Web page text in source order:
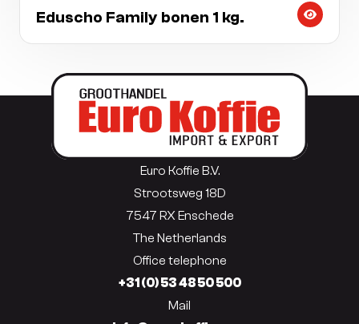
Eduscho Family bonen 1 kg.
Euro Koffie B.V.
Strootsweg 18D
7547 RX Enschede
The Netherlands
Office telephone
+31 (0) 53 48 50 500
Mail